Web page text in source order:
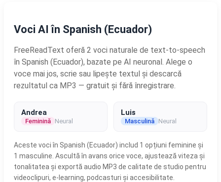
Voci AI în Spanish (Ecuador)
FreeReadText oferă 2 voci naturale de text-to-speech
în Spanish (Ecuador), bazate pe AI neuronal. Alege o
voce mai jos, scrie sau lipește textul și descarcă
rezultatul ca MP3 — gratuit și fără înregistrare.
Andrea
Feminină Neural
Luis
Masculină Neural
Aceste voci în Spanish (Ecuador) includ 1 opțiuni feminine și
1 masculine. Ascultă în avans orice voce, ajustează viteza și
tonalitatea și exportă audio MP3 de calitate de studio pentru
videoclipuri, e-learning, podcasturi și accesibilitate.